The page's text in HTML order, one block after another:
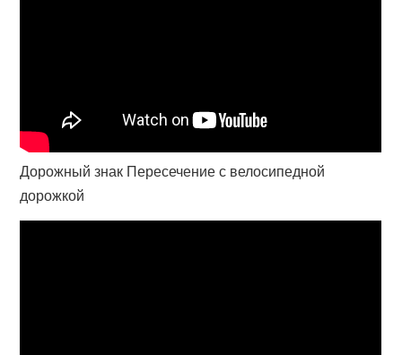
Дорожный знак Пересечение с велосипедной
дорожкой